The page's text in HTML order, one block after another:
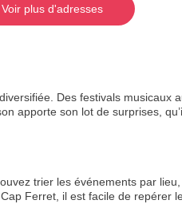
Voir plus d'adresses
Des festivals
son lot de surprises,
trier les événements par
Ferret, il est facile de repérer